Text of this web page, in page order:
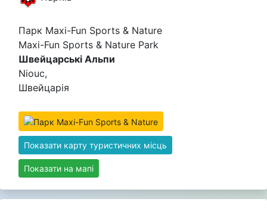
Парк Maxi-Fun Sports & Nature
Maxi-Fun Sports & Nature Park
Швейцарські Альпи
Niouc,
Швейцарія
Показати карту туристичних місць
Показати на мапі